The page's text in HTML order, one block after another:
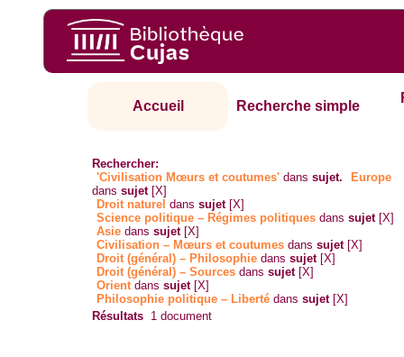
Accueil Recherche simple
Rechercher:
'Civilisation Mœurs et coutumes' danssujet.
Europe
danssujet [X]
Droit naturel danssujet [X]
Science politique – Régimes politiques danssujet [X]
Asie danssujet [X]
Civilisation – Mœurs et coutumes danssujet [X]
Droit (général) – Philosophie danssujet [X]
Droit (général) – Sources danssujet [X]
Orientdanssujet [X]
Philosophie politique – Liberté danssujet [X]
Résultats 1 document